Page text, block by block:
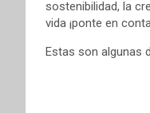
sostenibilidad, la
vida ¡ponte en
Estas son algunas